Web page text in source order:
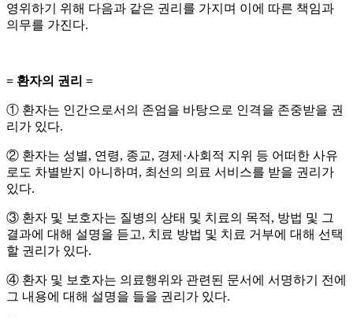
영위하기 위해 다음과 같은 권리를 가지며 이에 따른 책임과
의무를 가진다.
= 환자의 권리 =
① 환자는 인간으로서의 존엄을 바탕으로 인격을 존중받을 권
리가 있다.
② 환자는 성별, 연령, 종교, 경제 ·사회적 지위 등 어떠한 사유
로도 차별받지 아니하며 , 최선의 의료 서비스를 받을 권리가
있다.
③ 환자 및 보호자는 질병의 상태 및 치료의 목적, 방법 및 그
결과에 대해 설명을 듣고, 치료 방법 및 치료 거부에 대해 선택
할 권리가 있다.
④ 환자 및 보호자는 의료행위와 관련된 문서에 서명하기 전에
그 내용에 대해 설명을 들을 권리가 있다.